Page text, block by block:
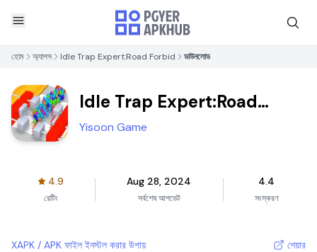
হোম অ্যাপস Idle Trap Expert:Road Forbid ডাউনলোড
Idle Trap Expert:Road
Forbid
Yisoon Game
4.9
রেটিং
Aug 28, 2024
সর্বশেষ আপডেট
4.4
সংস্করণ
XAPK / APK ফাইল ইনস্টল করার উপায় শেয়ার